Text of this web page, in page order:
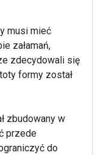
musi mieć
załamań,
zdecydowali się
formy został
zbudowany w
przede
do